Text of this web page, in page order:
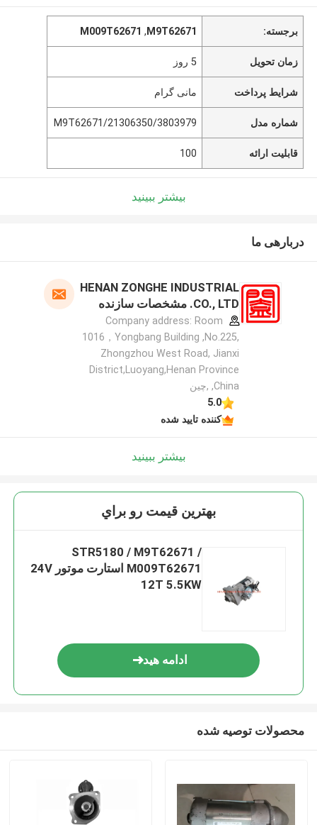
برجسته: M9T62671
,
M009T62671
زمان تحویل 5 روز
شرایط پرداخت مانی گرام
شماره مدل 3803979/M9T62671/21306350
قابلیت ارائه 100
بیشتر ببینید
دربارهی ما
HENAN ZONGHE INDUSTRIAL
CO., LTD. مشخصات سازنده
Company address: Room
1016，Yongbang Building ,No.225,
Zhongzhou West Road, Jianxi
District,Luoyang,Henan Province
,China ,چین
5.0
کننده تایید شده
بیشتر ببینید
بهترين قيمت رو براي
STR5180 / M9T62671 /
M009T62671 استارت موتور 24V
12T 5.5KW
ادامه هید
محصولات توصیه شده